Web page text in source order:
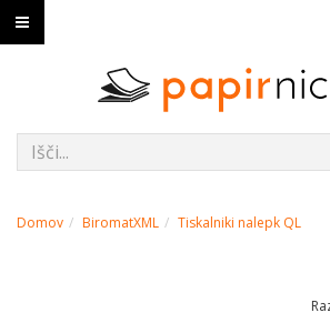
Domov BiromatXML Tiskalniki nalepk QL